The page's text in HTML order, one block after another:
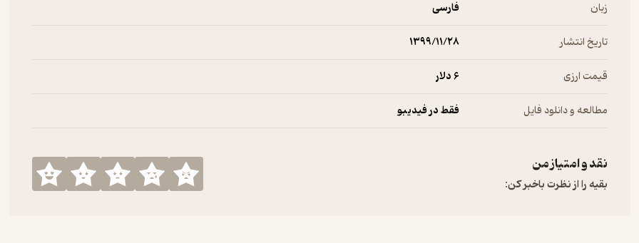
زبان فارسی
تاریخ انتشار ۱۳۹۹/۱۱/۲۸
قیمت ارزی 6 دلار
مطالعه و دانلود فایل فقط در فیدیبو
نقد و امتیاز من
بقیه را از نظرت باخبر کن: